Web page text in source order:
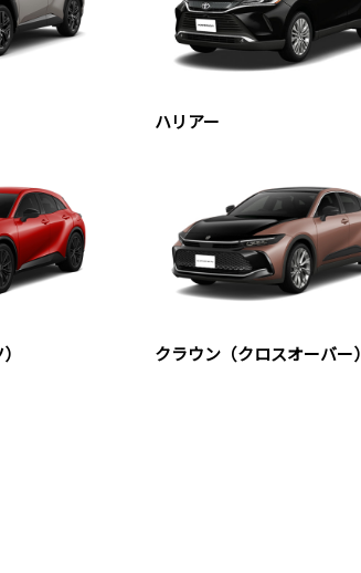
ハリアー
クラウン（クロスオーバー）